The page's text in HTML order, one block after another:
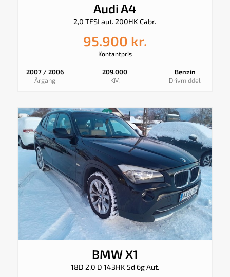
Audi A4
2,0 TFSI aut. 200HK Cabr.
95.900 kr.
Kontantpris
2007 / 2006
Årgang
209.000
KM
Benzin
Drivmiddel
BMW X1
18D 2,0 D 143HK 5d 6g Aut.